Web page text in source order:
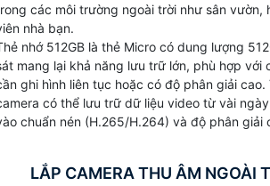
các môi trường ngoài trời như sân vườn,
nhà bạn.
nhớ 512GB là thẻ Micro có dung lượng
mang lại khả năng lưu trữ lớn, phù hợp với
ghi hình liên tục hoặc có độ phân giải cao.
có thể lưu trữ dữ liệu video từ vài
chuẩn nén (H.265/H.264) và độ phân giải
LẮP CAMERA THU ÂM NGOÀI